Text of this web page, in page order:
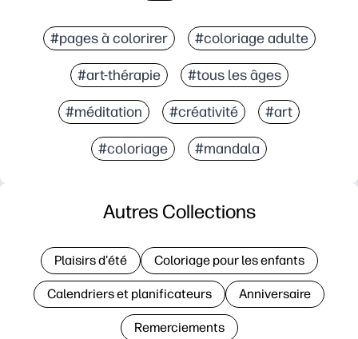
#pages à colorirer #coloriage adulte
#art-thérapie #tous les âges
#méditation #créativité #art
#coloriage #mandala
Autres Collections
Plaisirs d'été Coloriage pour les enfants
Calendriers et planificateurs Anniversaire
Remerciements